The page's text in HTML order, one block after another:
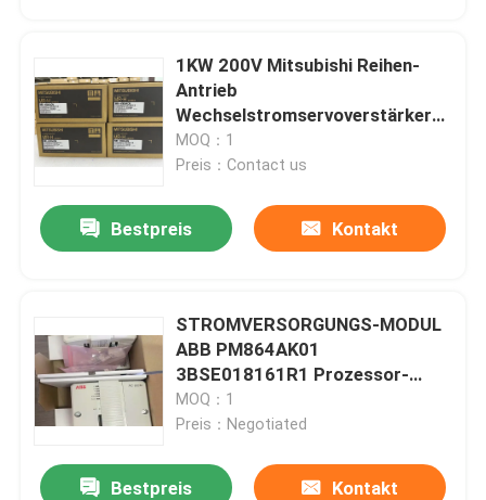
1KW 200V Mitsubishi Reihen-
Antrieb
Wechselstromservoverstärker
Lservo MR-H100ACN MR-H
MOQ：1
Preis：Contact us
Bestpreis Kontakt
STROMVERSORGUNGS-MODUL
ABB PM864AK01
3BSE018161R1 Prozessor-
Einheit
MOQ：1
Preis：Negotiated
Bestpreis Kontakt